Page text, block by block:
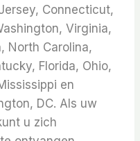
Connecticut,
Virginia,
North Carolina,
Florida, Ohio,
en
DC. Als uw
u zich